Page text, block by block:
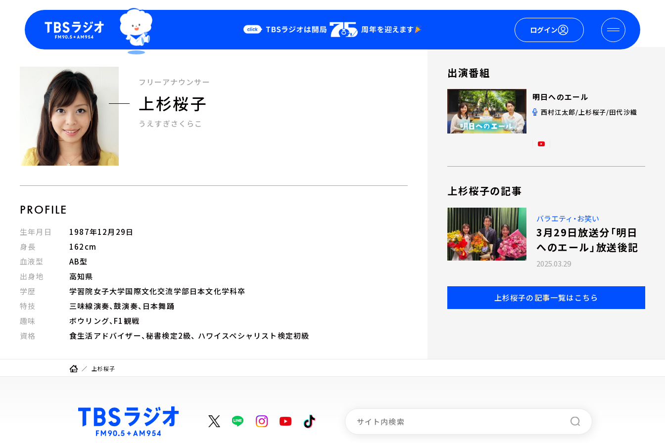
ログイン
今日の番組表
週間番組表
TBS
Podcast
お知らせ
フリーアナウンサー
上杉桜子
うえすぎさくらこ
PROFILE
生年月日
1987年12月29日
身長
162cm
血液型
AB型
出身地
高知県
学歴
学習院女子大学国際文化交流学部日本文化学科卒
特技
三味線演奏、鼓演奏、日本舞踊
趣味
ボウリング、F1観戦
資格
食生活アドバイザー、秘書検定2級、 ハワイスペシャリスト検定初級
出演番組
明日へのエール
西村江太郎/上杉桜子/田代沙織
上杉桜子の記事
バラエティ・お笑い
3月29日放送分「明日
へのエール」放送後記
2025.03.29
上杉桜子の記事一覧はこちら
上杉桜子